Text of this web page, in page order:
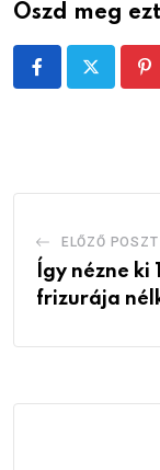
Oszd meg
ELŐZŐ POSZT
Így nézne ki
frizurája